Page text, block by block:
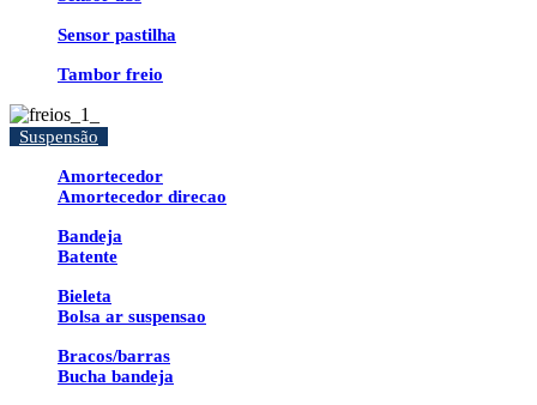
Sensor pastilha
Tambor freio
Suspensão
Amortecedor
Amortecedor direcao
Bandeja
Batente
Bieleta
Bolsa ar suspensao
Bracos/barras
Bucha bandeja